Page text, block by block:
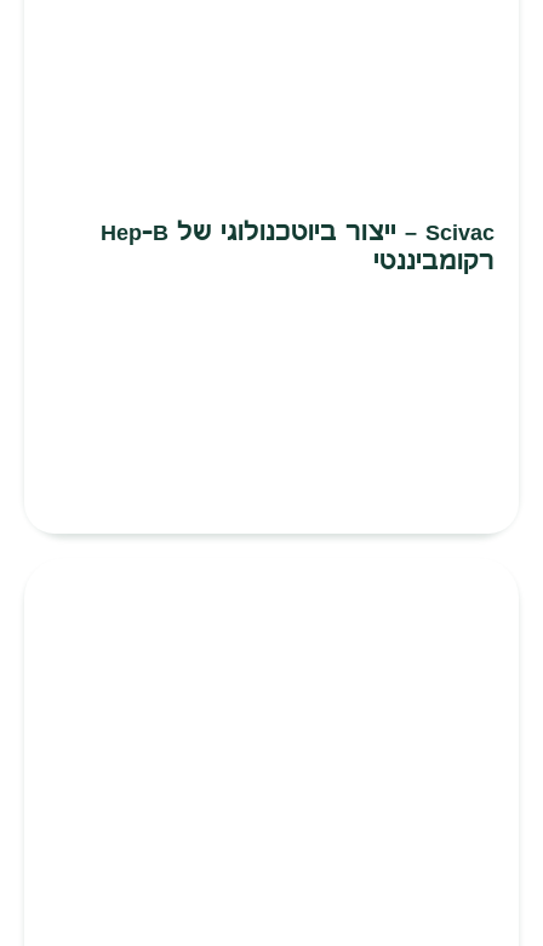
Scivac – ייצור ביוטכנולוגי של Hep-B
רקומביננטי